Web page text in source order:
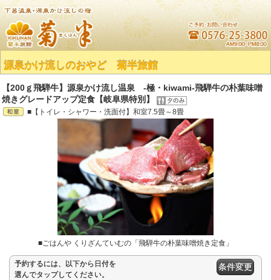
源泉かけ流しのおやど 菊半旅館
【200ｇ飛騨牛】源泉かけ流し温泉 -極・kiwami-飛騨牛の朴葉味噌
焼きグレードアップ定食【岐阜県特別】
■【トイレ・シャワー・洗面付】和室7.5畳～8畳
■ごはんや くりざんていむの「飛騨牛の朴葉味噌焼き定食」
予約するには、以下から日付を
選んでタップしてください。
条件変更